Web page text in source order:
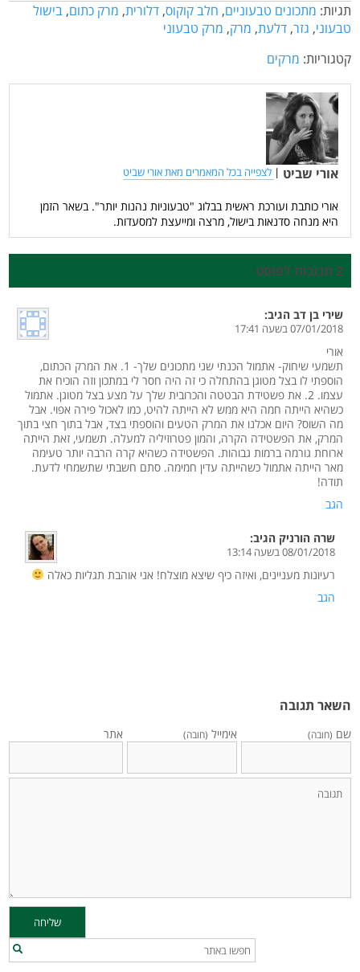
תגיות: מתכונים טבעוניים, חלב קוקוס, דלורית, מרק כתום, בישול
טבעוני, גזר, דלעת, מרק, מרק טבעוני
קטגוריות: מרקים
אורי שביט | לצפייה בכל המאמרים מאת אורי שביט
אורי כותבת ועורכת ראשית בבלוג "טבעוניות נהנות יותר". בשאר הזמן
היא מנחה סדנאות בישול, מרצה ומייעצת למסעדות.
2 תגובות לפוסט
שירי בן דב הגיב:
07/01/2018 בשעה 17:41
אורי
תשמעי שיחוק- אתמול הכנתי שני מתכונים שלך- 1. את המרק הכתום,
הוספתי לו בצל מטוגן בהתחלה כי זה היה חסר לי במתכון וזה הוכיח את
עצמו. 2. את פשטידת הבטטה והכרובית שלך על מצע בצל מטוגן. אתמול
כשהיא הייתה חמה היא ממש לא הייתה להיט, כמו לאכול פירה אפוי. אבל
מה השוס? היום אכלנו את המרק הטעים והוספתי בצד, אבל בתוך חצי בתוך
המרק, את הפשטידה הקרה, והמון פטרוזיליה למעלה. תשמעי, זאת הייתה
ארוחת גורמה ברמות גבוהות. הפשטידה כשהיא קרה הרבה יותר טעימה
מאר הייתה אתמול כשהייתה עדין חמימה. סתם חשבתי שתשמחי לדעת.
תודה!
הגב
שרה הורניק הגיב:
08/01/2018 בשעה 13:14
רעיונות מעניינים, ואיזה כיף שיצא מוצלח! אני אוהבת תגליות כאלה
הגב
השאר תגובה
שם (חובה) אימייל (חובה) אתר